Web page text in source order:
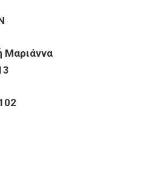
Μαριάννα